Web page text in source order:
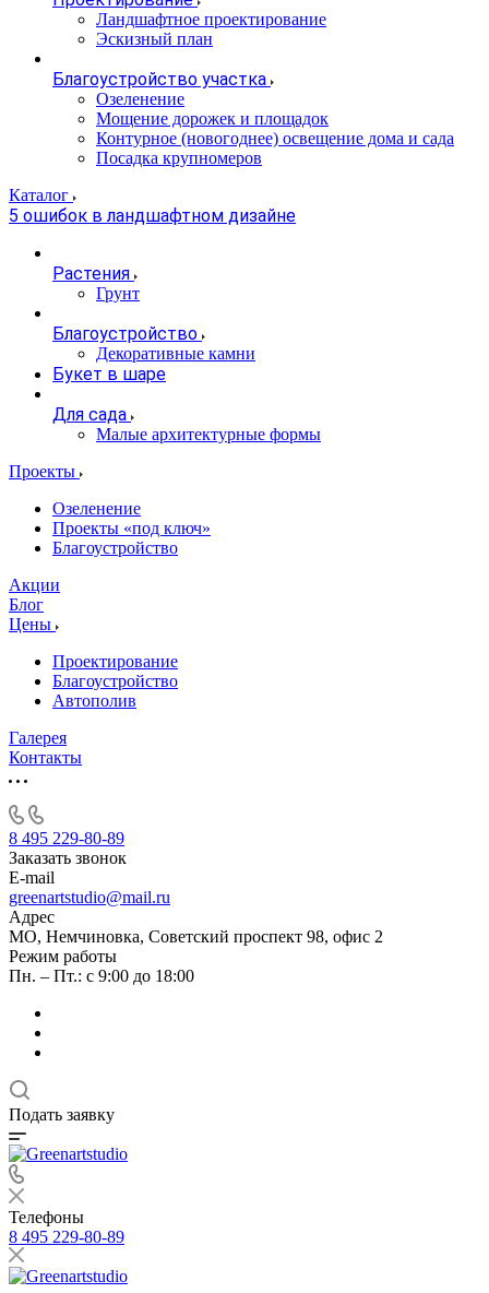
Ландшафтное проектирование
Эскизный план
Благоустройство участка
Озеленение
Мощение дорожек и площадок
Контурное (новогоднее) освещение дома и сада
Посадка крупномеров
Каталог
5 ошибок в ландшафтном дизайне
Растения
Грунт
Благоустройство
Декоративные камни
Букет в шаре
Для сада
Малые архитектурные формы
Проекты
Озеленение
Проекты «под ключ»
Благоустройство
Акции
Блог
Цены
Проектирование
Благоустройство
Автополив
Галерея
Контакты
8 495 229-80-89
Заказать звонок
E-mail
greenartstudio@mail.ru
Адрес
МО, Немчиновка, Советский проспект 98, офис 2
Режим работы
Пн. – Пт.: с 9:00 до 18:00
Подать заявку
Телефоны
8 495 229-80-89